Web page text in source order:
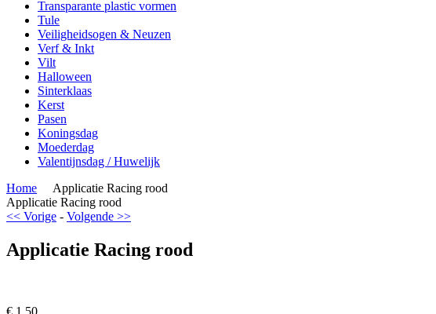
Transparante plastic vormen
Tule
Veiligheidsogen & Neuzen
Verf & Inkt
Vilt
Halloween
Sinterklaas
Kerst
Pasen
Koningsdag
Moederdag
Valentijnsdag / Huwelijk
Home
Applicatie Racing rood
Applicatie Racing rood
<< Vorige - Volgende >>
Applicatie Racing rood
€ 1.50